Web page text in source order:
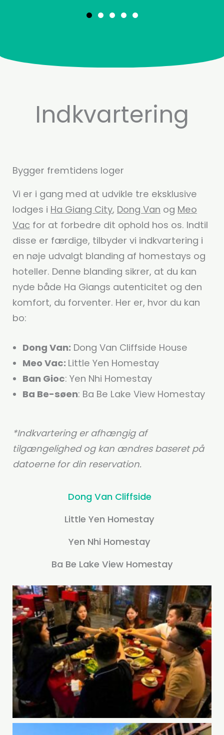
Indkvartering
Bygger fremtidens loger
Vi er i gang med at udvikle tre eksklusive
lodges i Ha Giang City, Dong Van og Meo
Vac for at forbedre dit ophold hos os. Indtil
disse er færdige, tilbyder vi indkvartering i
en nøje udvalgt blanding af homestays og
hoteller. Denne blanding sikrer, at du kan
nyde både Ha Giangs autenticitet og den
komfort, du forventer. Her er, hvor du kan
bo:
Dong Van: Dong Van Cliffside House
Meo Vac: Little Yen Homestay
Ban Gioc: Yen Nhi Homestay
Ba Be-søen: Ba Be Lake View Homestay
*Indkvartering er afhængig af
tilgængelighed og kan ændres baseret på
datoerne for din reservation.
Dong Van Cliffside
Little Yen Homestay
Yen Nhi Homestay
Ba Be Lake View Homestay